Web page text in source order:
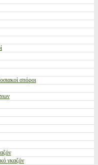
σπόροι
γκαζόν